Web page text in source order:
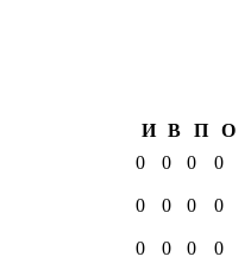
И В П
О
0 0 0 0
0 0 0 0
0 0 0 0